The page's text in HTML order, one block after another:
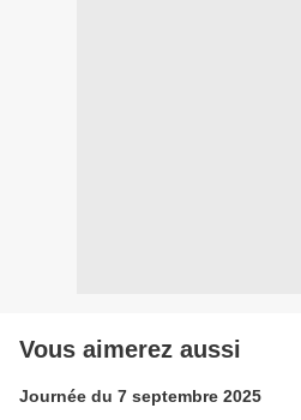
Vous aimerez aussi
Journée du 7 septembre 2025